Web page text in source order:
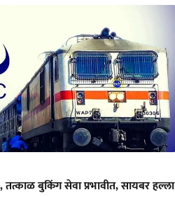
तत्काळ बुकिंग सेवा प्रभावीत, सायबर हल्ला